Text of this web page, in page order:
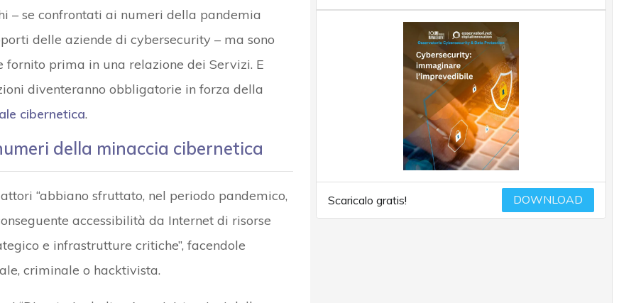
– se confrontati ai numeri della pandemia
delle aziende di cybersecurity – ma sono
prima in una relazione dei Servizi. E
diventeranno obbligatorie in forza della
cibernetica.
della minaccia cibernetica
“abbiano sfruttato, nel periodo pandemico,
accessibilità da Internet di risorse
e infrastrutture critiche”, facendole
criminale o hacktivista.
Scaricalo gratis! DOWNLOAD